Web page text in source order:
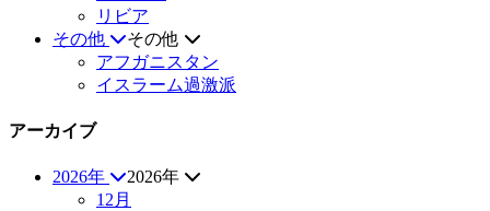
リビア
その他
その他
アフガニスタン
イスラーム過激派
アーカイブ
2026年
2026年
12月